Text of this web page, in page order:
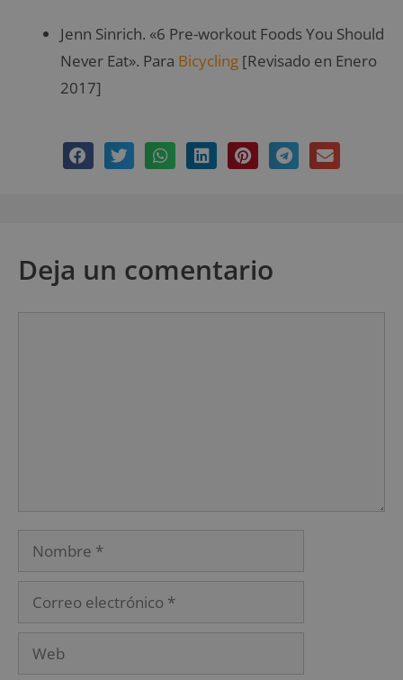
Jenn Sinrich. «6 Pre-workout Foods You Should
Never Eat». Para Bicycling [Revisado en Enero
2017]
Deja un comentario